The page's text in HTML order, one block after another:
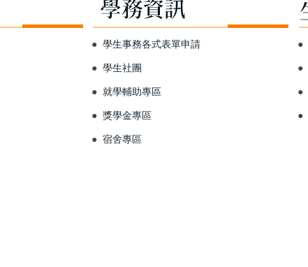
● 學生事務各式表單申請
● 學生社團
● 就學輔助專區
● 獎學金專區
● 宿舍專區
●
●
●
●